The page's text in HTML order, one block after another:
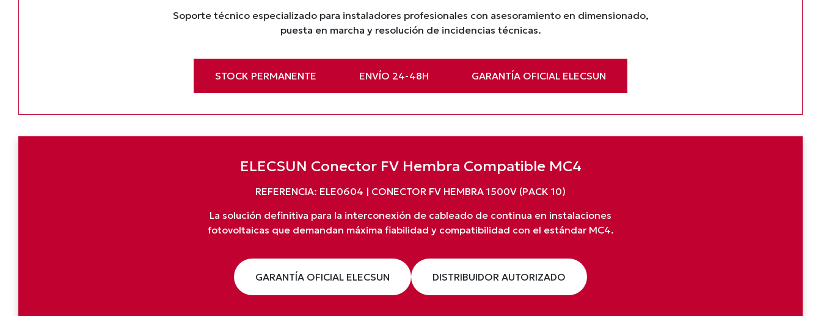
Soporte técnico especializado para instaladores profesionales con asesoramiento en dimensionado,
puesta en marcha y resolución de incidencias técnicas.
STOCK PERMANENTE ENVÍO 24-48H GARANTÍA OFICIAL ELECSUN
ELECSUN Conector FV Hembra Compatible MC4
REFERENCIA: ELE0604 | CONECTOR FV HEMBRA 1500V (PACK 10)
La solución definitiva para la interconexión de cableado de continua en instalaciones
fotovoltaicas que demandan máxima fiabilidad y compatibilidad con el estándar MC4.
GARANTÍA OFICIAL ELECSUN DISTRIBUIDOR AUTORIZADO